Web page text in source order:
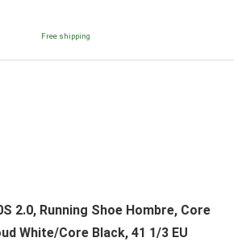
Free shipping
2.0, Running Shoe Hombre, Core
White/Core Black, 41 1/3 EU